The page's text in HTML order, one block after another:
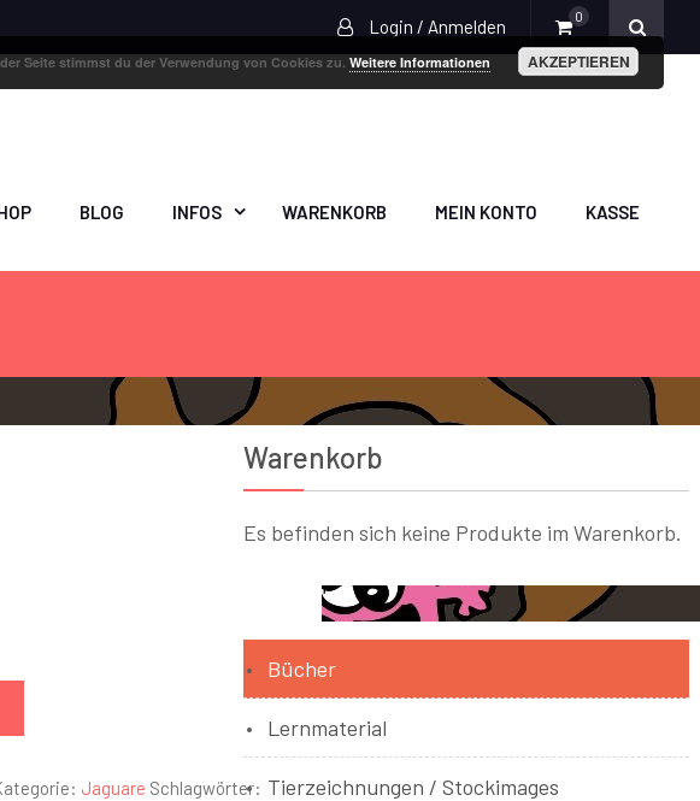
Login / Anmelden 0
BLOG INFOS WARENKORB MEIN KONTO KASSE
Jaguare Schlagwörter:
Warenkorb
Es befinden sich keine Produkte im Warenkorb.
Bücher
Lernmaterial
Tierzeichnungen / Stockimages
Seite stimmst du der Verwendung von Cookies zu. Weitere Informationen AKZEPTIEREN